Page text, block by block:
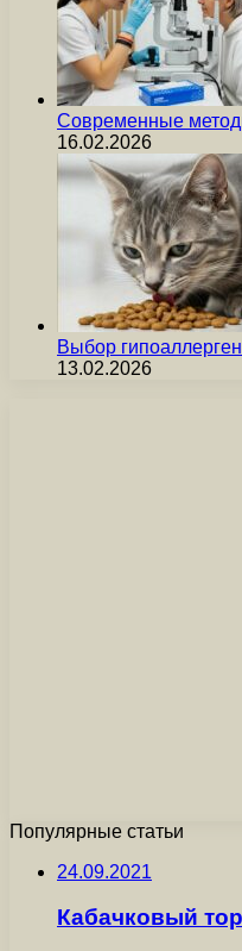
Современные
16.02.2026
Выбор
13.02.2026
Популярные статьи
24.09.2021
Кабачковый